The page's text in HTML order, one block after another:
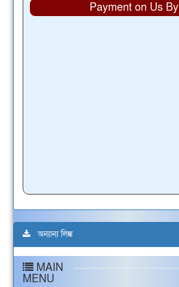
Payment on Us By
অন্যান্য লিঙ্ক
MAIN
MENU